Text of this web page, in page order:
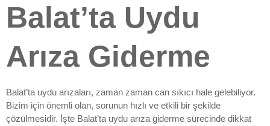
Balat’ta Uydu
Arıza Giderme
Balat’ta uydu arızaları, zaman zaman can sıkıcı hale gelebiliyor.
Bizim için önemli olan, sorunun hızlı ve etkili bir şekilde
çözülmesidir. İşte Balat’ta uydu arıza giderme sürecinde dikkat